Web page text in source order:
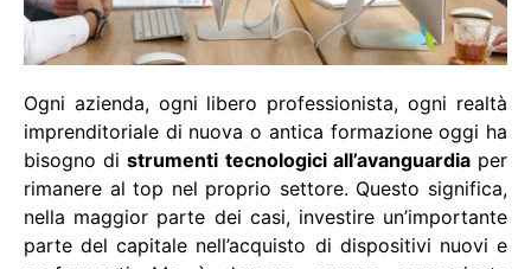
Ogni azienda, ogni libero professionista, ogni realtà
imprenditoriale di nuova o antica formazione oggi ha
bisogno distrumenti tecnologici all’avanguardiaper
rimanere al top nel proprio settore. Questo significa,
nella maggior parte dei casi, investire un’importante
parte del capitale nell’acquisto di dispositivi nuovi e